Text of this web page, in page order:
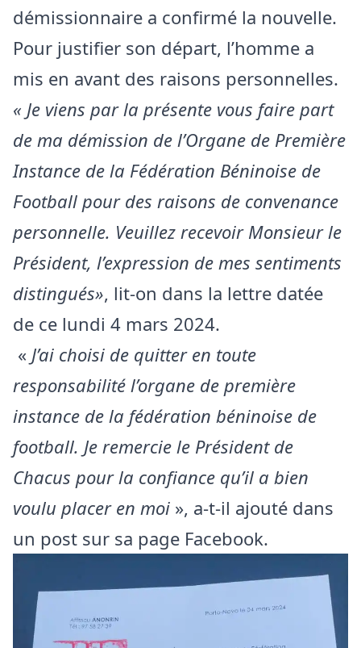
démissionnaire a confirmé la nouvelle.
Pour justifier son départ, l’homme a
mis en avant des raisons personnelles.
« Je viens par la présente vous faire part
de ma démission de l’Organe de Première
Instance de la Fédération Béninoise de
Football pour des raisons de convenance
personnelle. Veuillez recevoir Monsieur le
Président, l’expression de mes sentiments
distingués», lit-on dans la lettre datée
de ce lundi 4 mars 2024.
« J’ai choisi de quitter en toute
responsabilité l’organe de première
instance de la fédération béninoise de
football. Je remercie le Président de
Chacus pour la confiance qu’il a bien
voulu placer en moi », a-t-il ajouté dans
un post sur sa page Facebook.